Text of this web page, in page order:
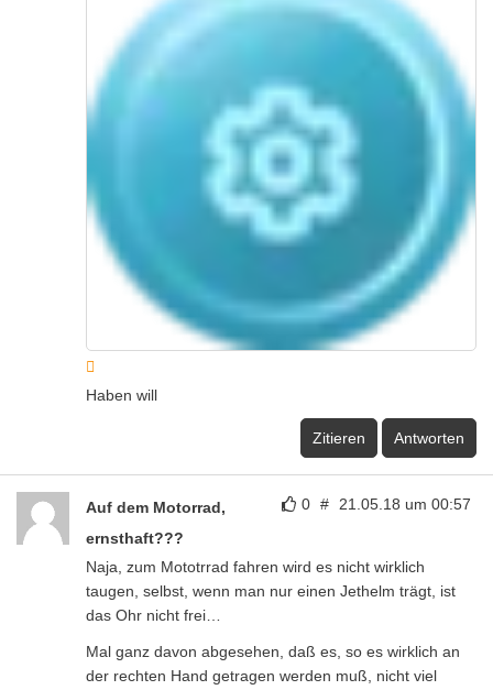
Haben will
Zitieren Antworten
0 # 21.05.18 um 00:57
Auf dem Motorrad,
ernsthaft???
Naja, zum Mototrrad fahren wird es nicht wirklich
taugen, selbst, wenn man nur einen Jethelm trägt, ist
das Ohr nicht frei…
Mal ganz davon abgesehen, daß es, so es wirklich an
der rechten Hand getragen werden muß, nicht viel